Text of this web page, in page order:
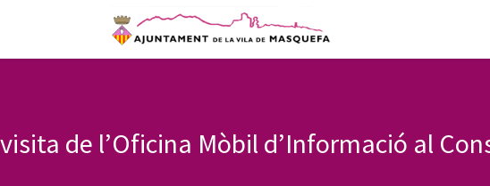
de l’Oficina Mòbil d’Informació al